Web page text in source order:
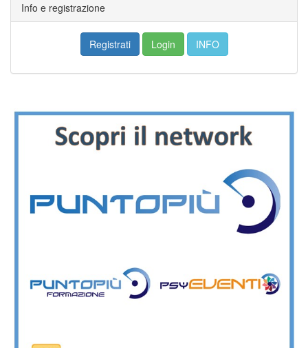
Info e registrazione
Registrati Login INFO